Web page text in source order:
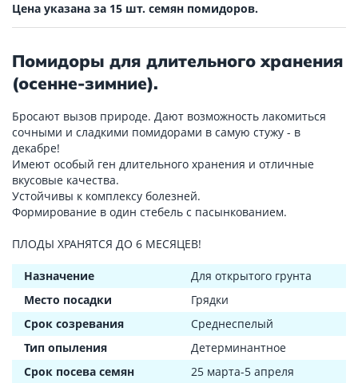
Цена указана за 15 шт. семян помидоров.
Помидоры для длительного хранения
(осенне-зимние).
Бросают вызов природе. Дают возможность лакомиться
сочными и сладкими помидорами в самую стужу - в
декабре!
Имеют особый ген длительного хранения и отличные
вкусовые качества.
Устойчивы к комплексу болезней.
Формирование в один стебель с пасынкованием.
ПЛОДЫ ХРАНЯТСЯ ДО 6 МЕСЯЦЕВ!
Назначение
Для открытого грунта
Место посадки
Грядки
Срок созревания
Среднеспелый
Тип опыления
Детерминантное
Срок посева семян
25 марта-5 апреля